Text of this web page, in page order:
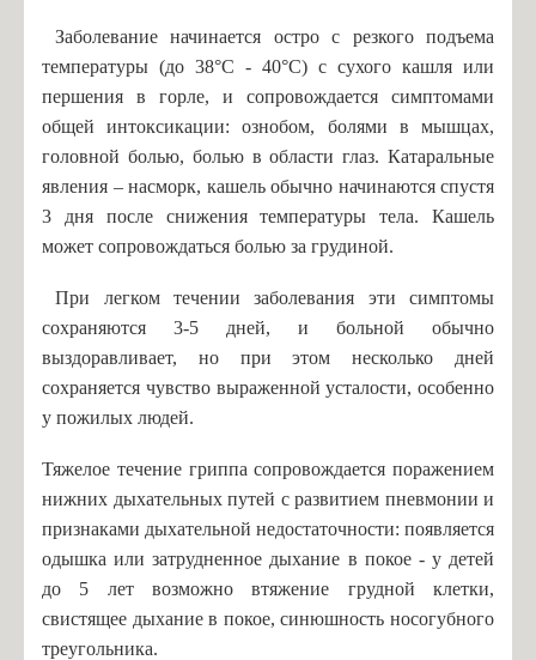
Новик Ю.Ю., учитель русского языка
Удальцова М.Д., учитель русского языка
Косаржевская Я.Л., учитель географии
Криворученко Д.А., учитель истории
Тиханова С.С., учитель биологии
Исакова О.Ю., учитель математики
Ермолаев А.Я., учитель физики
Журавлёва А.В., учитель технологии
Егоров И.А., учитель физической культуры
Кожевникова Е.А., воспитатель ГПД
Денисевич Т.А. - учитель английского и немецкого языка
Список учителей МБОУ СОШ №18
Волкова Н.О. - учитель музыки
Заболевание начинается остро с резкого подъема
температуры (до 38°С - 40°С) с сухого кашля или
першения в горле, и сопровождается симптомами
общей интоксикации: ознобом, болями в мышцах,
головной болью, болью в области глаз. Катаральные
явления – насморк, кашель обычно начинаются спустя
3 дня после снижения температуры тела. Кашель
может сопровождаться болью за грудиной.
При легком течении заболевания эти симптомы
сохраняются 3-5 дней, и больной обычно
выздоравливает, но при этом несколько дней
сохраняется чувство выраженной усталости, особенно
у пожилых людей.
Тяжелое течение гриппа сопровождается поражением
нижних дыхательных путей с развитием пневмонии и
признаками дыхательной недостаточности: появляется
одышка или затрудненное дыхание в покое - у детей
до 5 лет возможно втяжение грудной клетки,
свистящее дыхание в покое, синюшность носогубного
треугольника.